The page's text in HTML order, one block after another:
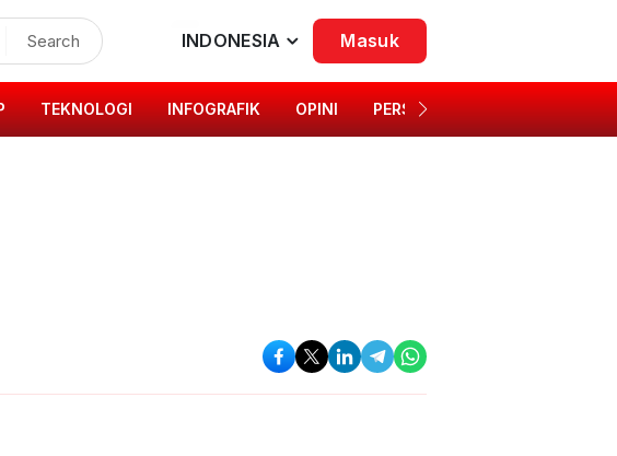
Search INDONESIA Masuk
TEKNOLOGI INFOGRAFIK OPINI PERSONA